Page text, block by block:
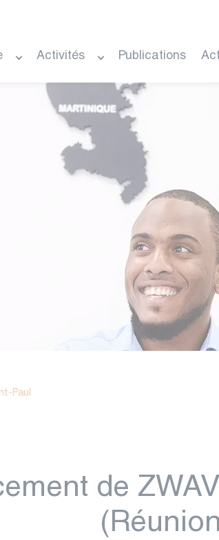
Activités Publications
Paul
de